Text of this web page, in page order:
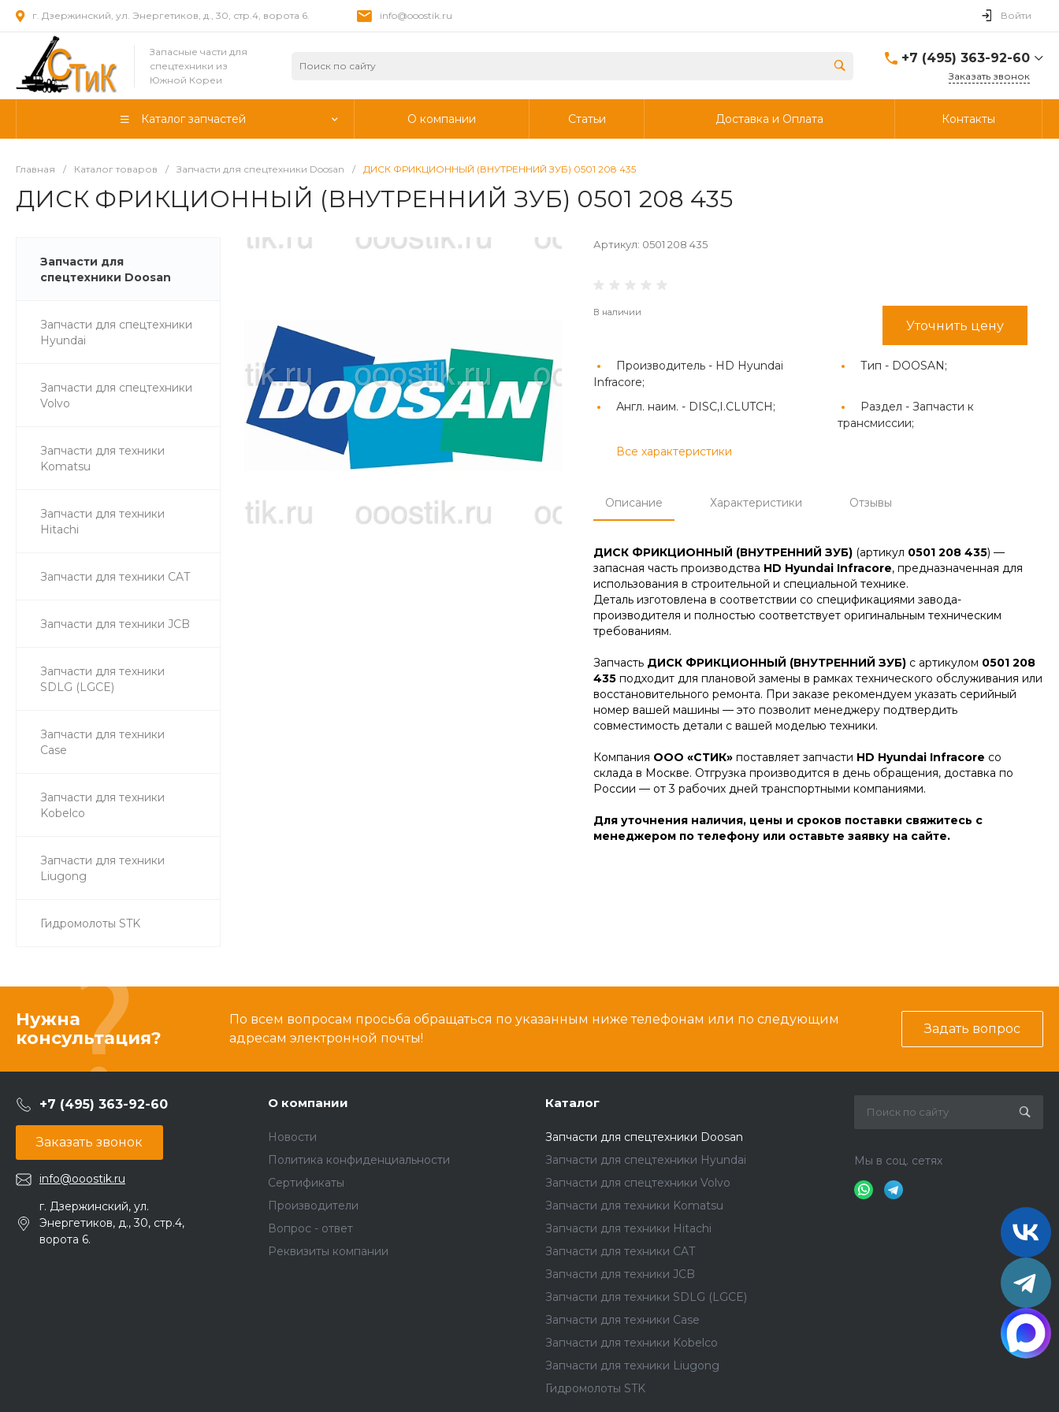
г. Дзержинский, ул. Энергетиков, д., 30, стр.4, ворота 6. info@ooostik.ru Войти
Запасные части для
спецтехники из
Южной Кореи
+7 (495) 363-92-60
г. Дзержинский, ул.
Заказать звонок
Каталог запчастей О компании Статьи Доставка и Оплата Контакты
Главная / Каталог товаров / Запчасти для спецтехники Doosan / ДИСК ФРИКЦИОННЫЙ (ВНУТРЕННИЙ ЗУБ) 0501 208 435
ДИСК ФРИКЦИОННЫЙ (ВНУТРЕННИЙ ЗУБ) 0501 208 435
Запчасти для
спецтехники Doosan
Запчасти для спецтехники
Hyundai
Запчасти для спецтехники
Volvo
Запчасти для техники
Komatsu
Запчасти для техники
Hitachi
Запчасти для техники CAT
Запчасти для техники JCB
Запчасти для техники
SDLG (LGCE)
Запчасти для техники
Case
Запчасти для техники
Kobelco
Запчасти для техники
Liugong
Гидромолоты STK
Артикул: 0501 208 435
В наличии
Уточнить цену
Производитель - HD Hyundai
Infracore;
Тип - DOOSAN;
Англ. наим. - DISC,I.CLUTCH; Раздел -Запчасти к
трансмиссии;
Все характеристики
Описание Характеристики Отзывы
ДИСК ФРИКЦИОННЫЙ (ВНУТРЕННИЙ ЗУБ)(артикул 0501 208 435) —
запасная часть производства HD Hyundai Infracore, предназначенная для
использования в строительной и специальной технике.
Деталь изготовлена в соответствии со спецификациями завода-
производителя и полностью соответствует оригинальным техническим
требованиям.
Запчасть ДИСК ФРИКЦИОННЫЙ (ВНУТРЕННИЙ ЗУБ)с артикулом 0501 208
435подходит для плановой замены в рамках технического обслуживания или
восстановительного ремонта. При заказе рекомендуем указать серийный
номер вашей машины — это позволит менеджеру подтвердить
совместимость детали с вашей моделью техники.
Компания ООО «СТИК»поставляет запчасти HD Hyundai Infracore со
склада в Москве. Отгрузка производится в день обращения, доставка по
России — от 3 рабочих дней транспортными компаниями.
Для уточнения наличия, цены и сроков поставки свяжитесь с
менеджером по телефону или оставьте заявку на сайте.
Нужна
консультация?
По всем вопросам просьба обращаться по указанным ниже телефонам или по следующим
адресам электронной почты!
Задать вопрос
+7 (495) 363-92-60
Заказать звонок
info@ooostik.ru
г. Дзержинский, ул.
Энергетиков, д., 30, стр.4,
ворота 6.
О компании
Новости
Политика конфиденциальности
Сертификаты
Производители
Вопрос - ответ
Реквизиты компании
Каталог
Запчасти для спецтехники Doosan
Запчасти для спецтехники Hyundai
Запчасти для спецтехники Volvo
Запчасти для техники Komatsu
Запчасти для техники Hitachi
Запчасти для техники CAT
Запчасти для техники JCB
Запчасти для техники SDLG (LGCE)
Запчасти для техники Case
Запчасти для техники Kobelco
Запчасти для техники Liugong
Гидромолоты STK
Мы в соц. сетях